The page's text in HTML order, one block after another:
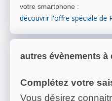
votre smartphone :
découvrir l'offre spéciale de
autres évènements à
Complétez votre
Vous désirez